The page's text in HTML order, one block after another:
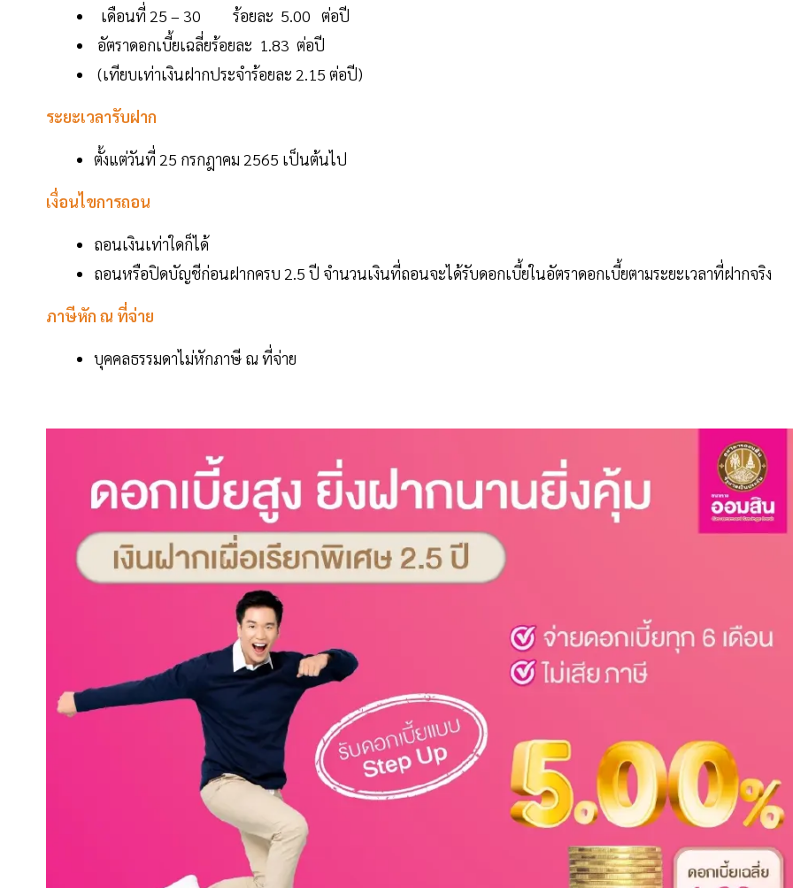
เดือนที่ 25 – 30 ร้อยละ 5.00 ต่อปี
อัตราดอกเบี้ยเฉลี่ยร้อยละ 1.83 ต่อปี
(เทียบเท่าเงินฝากประจำร้อยละ 2.15 ต่อปี)
ระยะเวลารับฝาก
ตั้งแต่วันที่ 25 กรกฎาคม 2565 เป็นต้นไป
เงื่อนไขการถอน
ถอนเงินเท่าใดก็ได้
ถอนหรือปิดบัญชีก่อนฝากครบ 2.5 ปี จำนวนเงินที่ถอนจะได้รับดอกเบี้ยในอัตราดอกเบี้ยตามระยะเวลาที่ฝากจริง
ภาษีหัก ณ ที่จ่าย
บุคคลธรรมดาไม่หักภาษี ณ ที่จ่าย